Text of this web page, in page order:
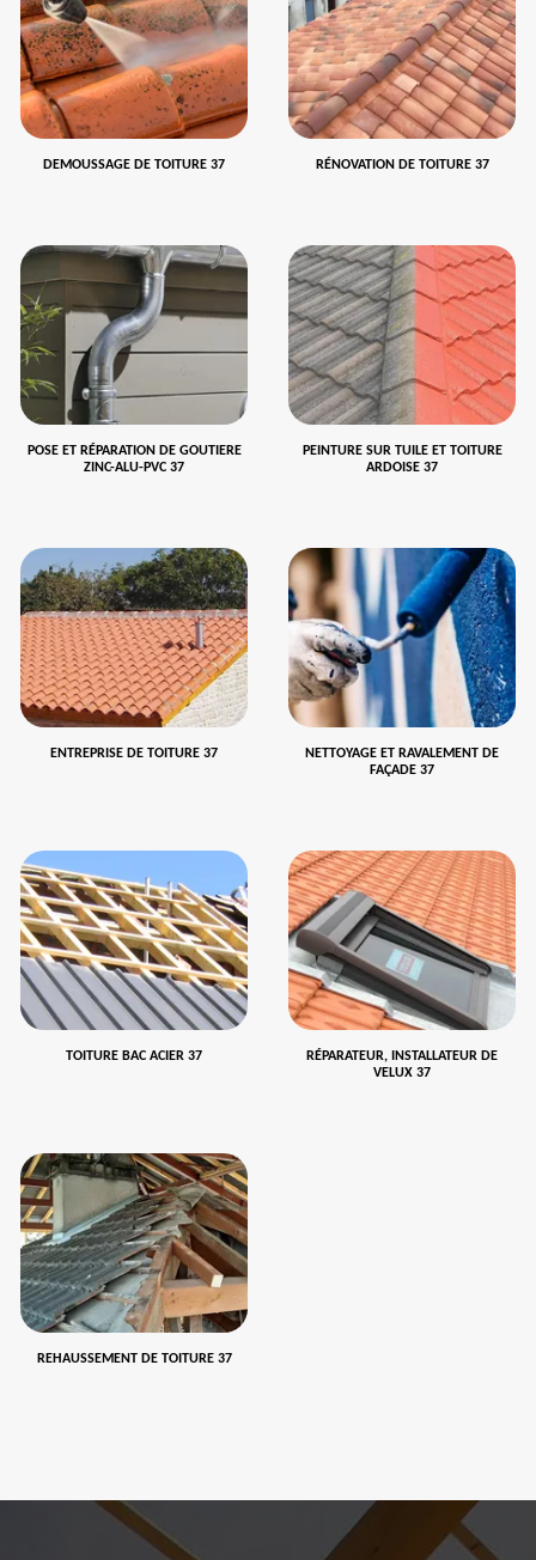
DEMOUSSAGE DE TOITURE 37 RÉNOVATION DE TOITURE 37
POSE ET RÉPARATION DE GOUTIERE
ZINC-ALU-PVC 37
PEINTURE SUR TUILE ET TOITURE
ARDOISE 37
ENTREPRISE DE TOITURE 37
NETTOYAGE ET RAVALEMENT DE
FAÇADE 37
TOITURE BAC ACIER 37
RÉPARATEUR, INSTALLATEUR DE
VELUX 37
REHAUSSEMENT DE TOITURE 37